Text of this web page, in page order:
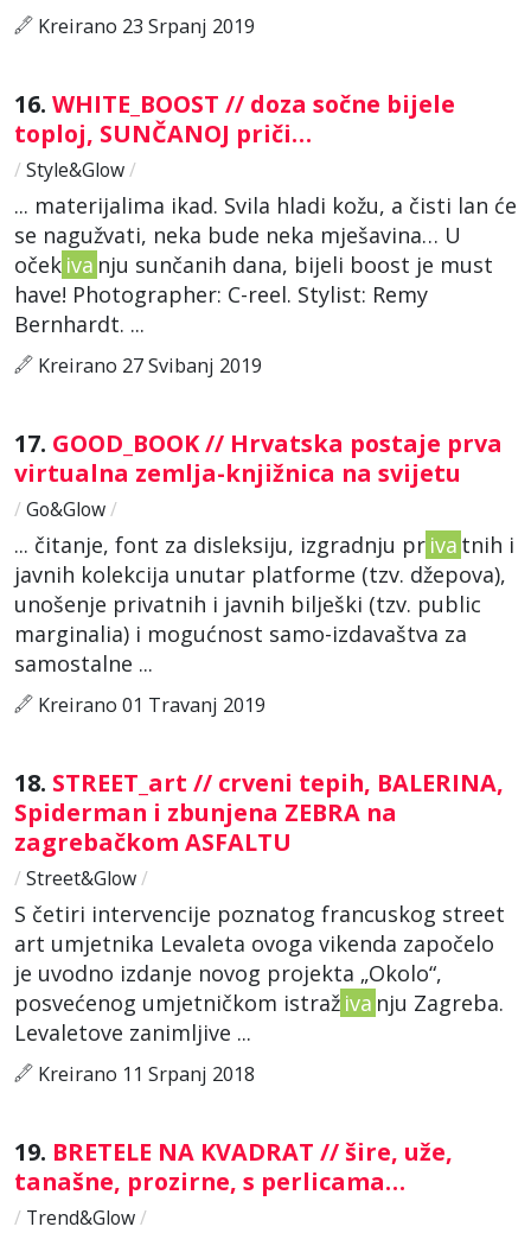
Kreirano 23 Srpanj 2019
16. WHITE_BOOST // doza sočne bijele
toploj, SUNČANOJ priči…
/ Style&Glow/
... materijalima ikad. Svila hladi kožu, a čisti lan će
se nagužvati, neka bude neka mješavina… U
oček iva nju sunčanih dana, bijeli boost je must
have! Photographer: C-reel. Stylist: Remy
Bernhardt. ...
Kreirano 27 Svibanj 2019
17. GOOD_BOOK // Hrvatska postaje prva
virtualna zemlja-knjižnica na svijetu
/ Go&Glow/
... čitanje, font za disleksiju, izgradnju pr iva tnih i
javnih kolekcija unutar platforme (tzv. džepova),
unošenje privatnih i javnih bilješki (tzv. public
marginalia) i mogućnost samo-izdavaštva za
samostalne ...
Kreirano 01 Travanj 2019
18. STREET_art // crveni tepih, BALERINA,
Spiderman i zbunjena ZEBRA na
zagrebačkom ASFALTU
/ Street&Glow/
S četiri intervencije poznatog francuskog street
art umjetnika Levaleta ovoga vikenda započelo
je uvodno izdanje novog projekta „Okolo“,
posvećenog umjetničkom istraž iva nju Zagreba.
Levaletove zanimljive ...
Kreirano 11 Srpanj 2018
19. BRETELE NA KVADRAT // šire, uže,
tanašne, prozirne, s perlicama…
/ Trend&Glow/